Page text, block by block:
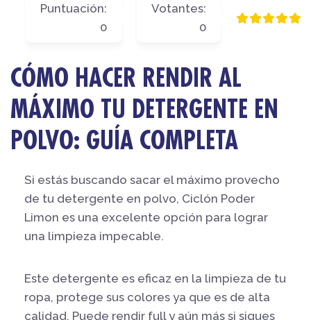
Puntuación:
0
Votantes:
0
CÓMO HACER RENDIR AL
MÁXIMO TU DETERGENTE EN
POLVO: GUÍA COMPLETA
Si estás buscando sacar el máximo provecho
de tu detergente en polvo, Ciclón Poder
Limon es una excelente opción para lograr
una limpieza impecable.
Este detergente es eficaz en la limpieza de tu
ropa, protege sus colores ya que es de alta
calidad. Puede rendir full y aún más si sigues